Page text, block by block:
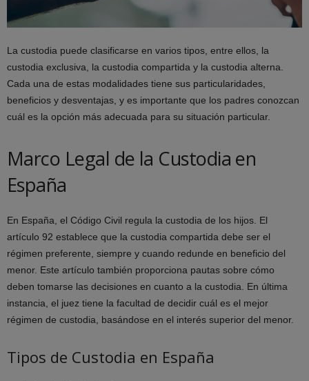
La custodia puede clasificarse en varios tipos, entre ellos, la
custodia exclusiva, la custodia compartida y la custodia alterna.
Cada una de estas modalidades tiene sus particularidades,
beneficios y desventajas, y es importante que los padres conozcan
cuál es la opción más adecuada para su situación particular.
Marco Legal de la Custodia en
España
En España, el Código Civil regula la custodia de los hijos. El
artículo 92 establece que la custodia compartida debe ser el
régimen preferente, siempre y cuando redunde en beneficio del
menor. Este artículo también proporciona pautas sobre cómo
deben tomarse las decisiones en cuanto a la custodia. En última
instancia, el juez tiene la facultad de decidir cuál es el mejor
régimen de custodia, basándose en el interés superior del menor.
Tipos de Custodia en España